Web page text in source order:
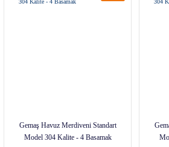
Gemaş Havuz Merdiveni Standart
Model 304 Kalite - 4 Basamak